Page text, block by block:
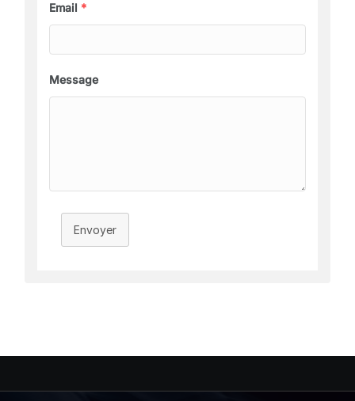
Email *
Message
Envoyer